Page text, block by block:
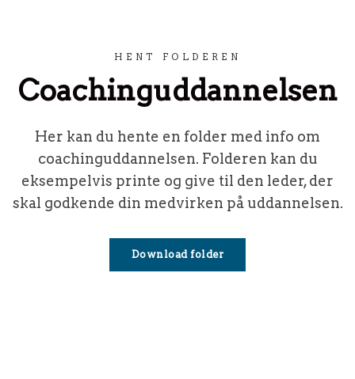
HENT FOLDEREN
Coachinguddannelsen
Her kan du hente en folder med info om
coachinguddannelsen. Folderen kan du
eksempelvis printe og give til den leder, der
skal godkende din medvirken på uddannelsen.
Download folder